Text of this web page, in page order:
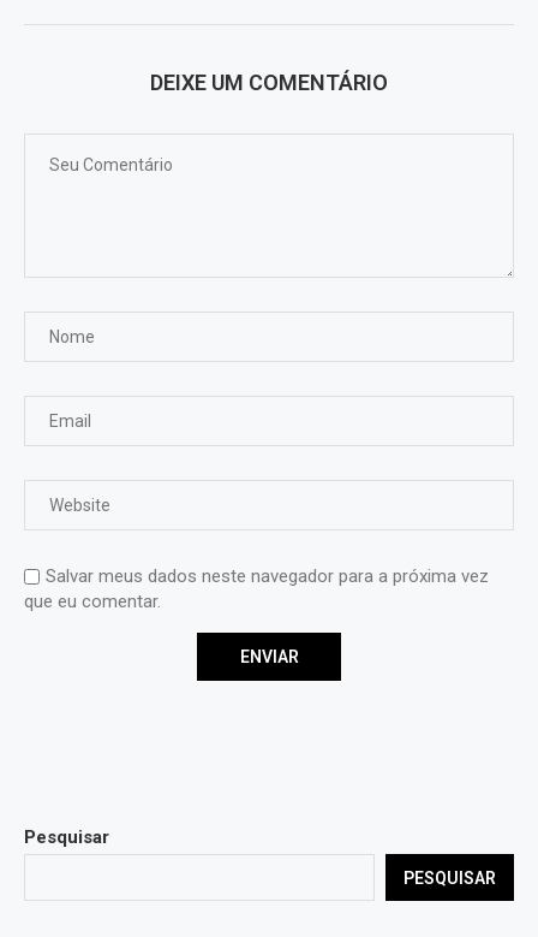
DEIXE UM COMENTÁRIO
Salvar meus dados neste navegador para a próxima vez
que eu comentar.
Pesquisar
PESQUISAR